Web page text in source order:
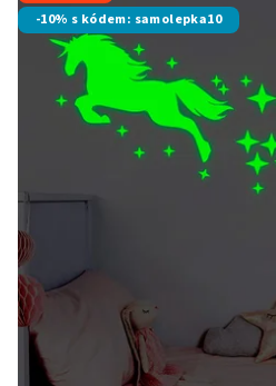
-10% s kódem: samolepka10